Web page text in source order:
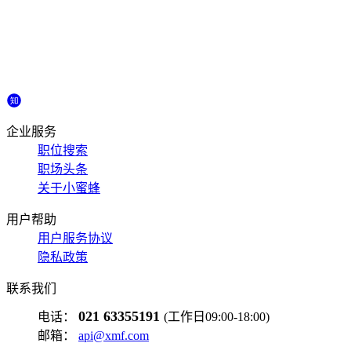
企业服务
职位搜索
职场头条
关于小蜜蜂
用户帮助
用户服务协议
隐私政策
联系我们
电话： 021 63355191 (工作日09:00-18:00)
邮箱： api@xmf.com